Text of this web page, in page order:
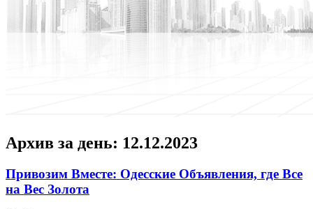
Архив за день: 12.12.2023
Привозим Вместе: Одесские Объявления, где Все
на Вес Золота